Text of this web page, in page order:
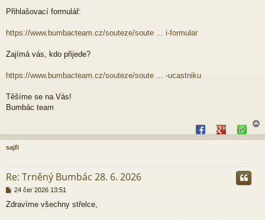
Přihlašovací formulář:
https://www.bumbacteam.cz/souteze/soute ... i-formular
Zajímá vás, kdo přijede?
https://www.bumbacteam.cz/souteze/soute ... -ucastniku
Těšíme se na Vás!
Bumbác team
a
h
sajfi
Re: Trněný Bumbác 28. 6. 2026
P
í
24 čer 2026 13:51
Zdravíme všechny střelce,